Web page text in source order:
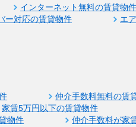
インターネット無料の賃貸物件
ー対応の賃貸物件 エ
仲介手数料無料の賃
家賃5万円以下の賃貸物件
物件
仲介手数料が家